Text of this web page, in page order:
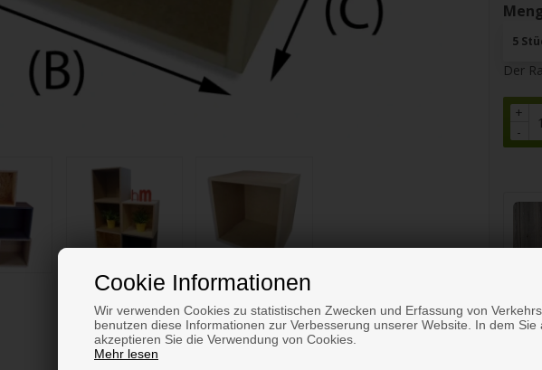
Cookie Informationen
Wir verwenden Cookies zu statistischen Zwecken und Erfassung von
benutzen diese Informationen zur Verbesserung unserer Website. In dem Sie
akzeptieren Sie die Verwendung von Cookies.
Mehr lesen
5
Der
+
-